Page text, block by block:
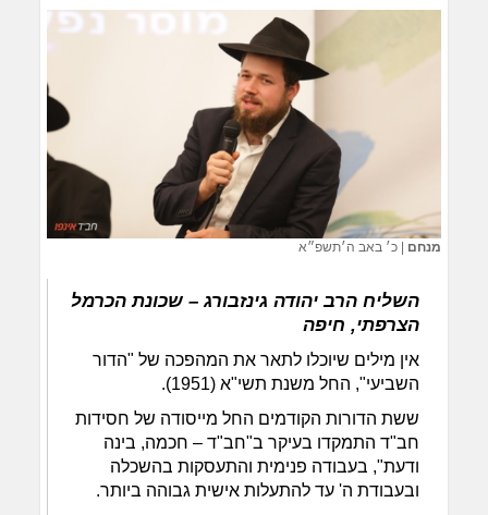
מנחם |כ׳ באב ה׳תשפ״א
השליח הרב יהודה גינזבורג – שכונת הכרמל
הצרפתי, חיפה
אין מילים שיוכלו לתאר את המהפכה של "הדור
השביעי", החל משנת תשי"א (1951).
ששת הדורות הקודמים החל מייסודה של חסידות
חב"ד התמקדו בעיקר ב"חב"ד – חכמה, בינה
ודעת", בעבודה פנימית והתעסקות בהשכלה
ובעבודת ה' עד להתעלות אישית גבוהה ביותר.